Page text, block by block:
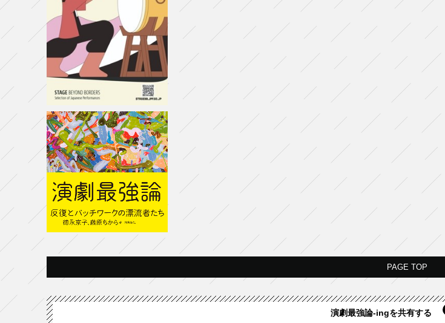
PAGE TOP
演劇最強論-ingを共有する